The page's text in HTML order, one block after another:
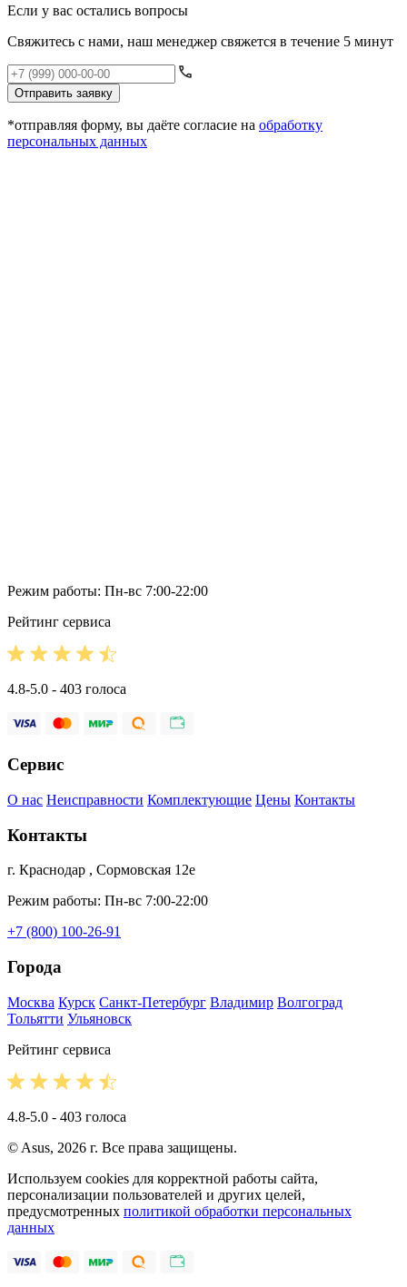
Если у вас остались вопросы
Свяжитесь с нами, наш менеджер свяжется в течение 5 минут
Отправить заявку
*отправляя форму, вы даёте согласие на обработку
персональных данных
Режим работы: Пн-вс 7:00-22:00
Рейтинг сервиса
4.8-5.0 - 403 голоса
Сервис
О нас Неисправности Комплектующие Цены Контакты
Контакты
г. Краснодар , Сормовская 12е
Режим работы: Пн-вс 7:00-22:00
+7 (800) 100-26-91
Города
Москва Курск Санкт-Петербург Владимир Волгоград
Тольятти Ульяновск
Рейтинг сервиса
4.8-5.0 - 403 голоса
© Asus, 2026 г. Все права защищены.
Используем cookies для корректной работы сайта,
персонализации пользователей и других целей,
предусмотренных политикой обработки персональных
данных